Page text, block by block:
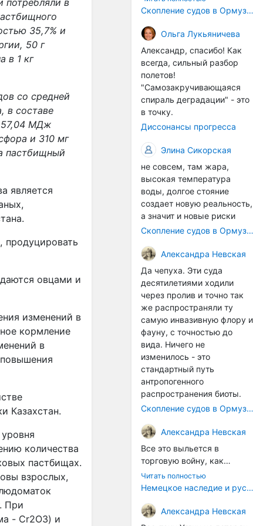
35,7% и
50 г
в 1 кг
со средней
в составе
57,04 МДж
и 310 мг
пастбищный
является
.
продуцировать
овцами и
изменений в
кормление
в
Казахстан.
количества
пастбищах.
взрослых,
При
- Cr2O3) и
корпусах активно
организмы, и потом они
могут быть перенесены в
другие регионы. Поэтому
проблема вполне реальная
— просто я бы говорила не
о неизбежной катастрофе,
а о повышенном риске,
который нельзя
игнорировать. А так да 👍
Скопление судов в Ормузском проливе грозит катастрофическим распространением инвазивных видов
Ольга Лукьяничева
Александр, спасибо! Как
всегда, сильный разбор
полетов!
"Самозакручивающаяся
спираль деградации" - это
в точку.
Диссонансы прогресса
Элина Сикорская
не совсем, там жара,
высокая температура
воды, долгое стояние
создает новую реальность,
а значит и новые риски
Скопление судов в Ормузском проливе грозит катастрофическим распространением инвазивных видов
Александра Невская
Да чепуха. Эти суда
десятилетиями ходили
через пролив и точно так
же распространяли ту
самую инвазивную флору и
фауну, с точностью до
вида. Ничего не
изменилось - это
стандартный путь
антропогенного
распространения биоты.
Скопление судов в Ормузском проливе грозит катастрофическим распространением инвазивных видов
Александра Невская
Все это выльется в
торговую войну, как
печально известная война
за Адыгейский сыр. Собаки
Когда региональный
продукт начнут делать
Читать полностью
Немецкое наследие и русский характер: история колбасного дела в Российской империи
Александра Невская